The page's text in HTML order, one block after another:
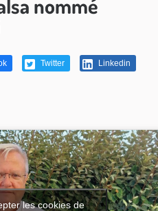
nommé
Twitter Linkedin
les cookies de